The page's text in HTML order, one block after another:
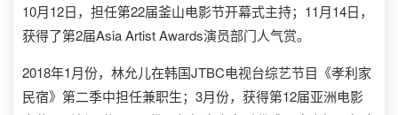
10月12日，担任第22届釜山电影节开幕式主持；11月14日，
获得了第2届Asia Artist Awards演员部门人气赏。
2018年1月份，林允儿在韩国JTBC电视台综艺节目《孝利家
民宿》第二季中担任兼职生；3月份，获得第12届亚洲电影